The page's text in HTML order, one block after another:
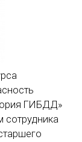
ГИБДД»
сотрудника